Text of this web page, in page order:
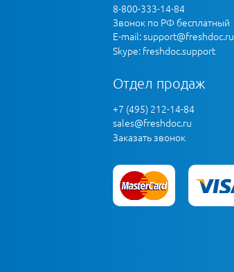
8-800-333-14-84
Звонок по РФ бесплатный
E-mail:support@freshdoc.ru
Skype: freshdoc.support
Отдел продаж
+7 (495) 212-14-84
sales@freshdoc.ru
Заказать звонок